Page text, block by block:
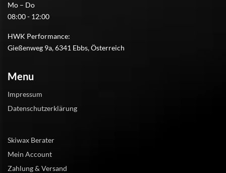
Mo – Do
08:00 - 12:00
HWK Performance:
Gießenweg 9a, 6341 Ebbs, Österreich
Menu
Impressum
Datenschutzerklärung
Skiwax Berater
Mein Account
Zahlung & Versand